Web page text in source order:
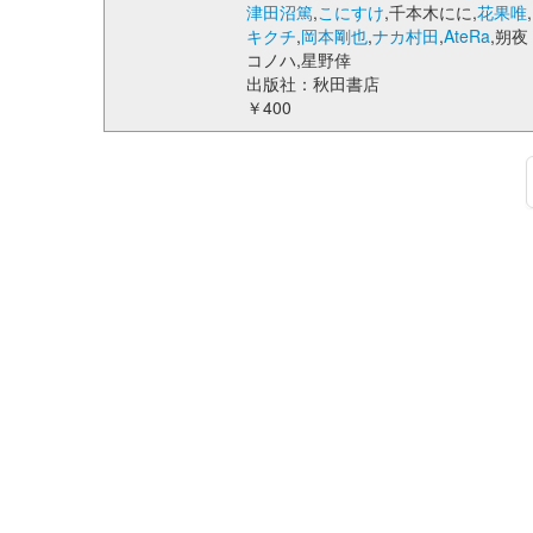
津田沼篤,こにすけ,千本木にに,花果唯,
キクチ,岡本剛也,ナカ村田,AteRa,朔夜
コノハ,星野倖
出版社：秋田書店
￥400